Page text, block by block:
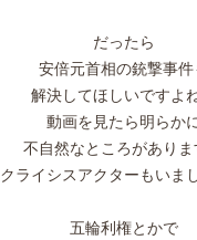
だったら
安倍元首相の銃撃事件
解決してほしいですよね
動画を見たら明らか
不自然なところがありま
クライシスアクターもいま
五輪利権とかで